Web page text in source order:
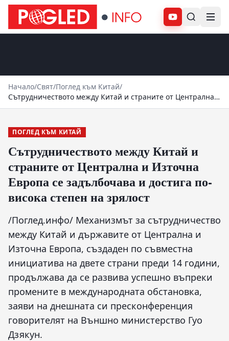
Абонирай се
Начало/Свят/Поглед към Китай/
Сътрудничеството между Китай и страните от Централна и
Източна Европа се задълбочава и достига по-висока
ПОГЛЕД КЪМ КИТАЙ
Сътрудничеството между Китай и
страните от Централна и Източна
Европа се задълбочава и достига по-
висока степен на зрялост
/Поглед.инфо/ Механизмът за сътрудничество
между Китай и държавите от Централна и
Източна Европа, създаден по съвместна
инициатива на двете страни преди 14 години,
продължава да се развива успешно въпреки
промените в международната обстановка,
заяви на днешната си пресконференция
говорителят на Външно министерство Гуо
Дзякун.